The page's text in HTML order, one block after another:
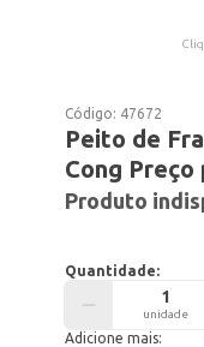
Código: 47672
Peito de
Cong
Produto
Quantidade:
unidade
Adicione mais: